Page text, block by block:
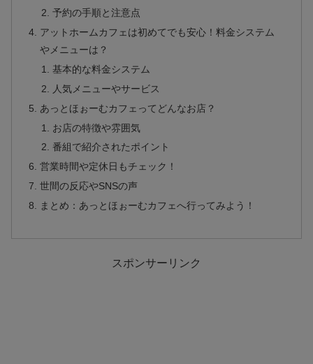
予約の手順と注意点
アットホームカフェは初めてでも安心！料金システム
やメニューは？
基本的な料金システム
人気メニューやサービス
あっとほぉーむカフェってどんなお店？
お店の特徴や雰囲気
番組で紹介されたポイント
営業時間や定休日もチェック！
世間の反応やSNSの声
まとめ：あっとほぉーむカフェへ行ってみよう！
スポンサーリンク